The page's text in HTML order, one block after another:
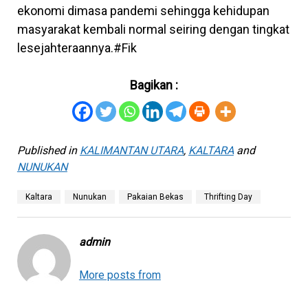
ekonomi dimasa pandemi sehingga kehidupan
masyarakat kembali normal seiring dengan tingkat
lesejahteraannya.#Fik
Bagikan :
Published in KALIMANTAN UTARA, KALTARAand
NUNUKAN
Kaltara Nunukan Pakaian Bekas Thrifting Day
admin
More posts from